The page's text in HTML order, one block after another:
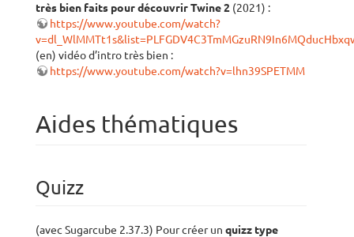
très bien faits pour découvrir Twine 2 (2021) :
https://www.youtube.com/watch?
(en) vidéo d’intro très bien :
https://www.youtube.com/watch?v=lhn39SPETMM
Aides thématiques
Quizz
(avec Sugarcube 2.37.3) Pour créer un quizz type